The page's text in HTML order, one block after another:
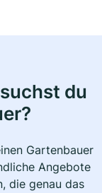
du
Gartenbauer
Angebote
die genau das